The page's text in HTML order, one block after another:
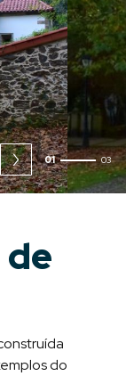
01 03
de
do